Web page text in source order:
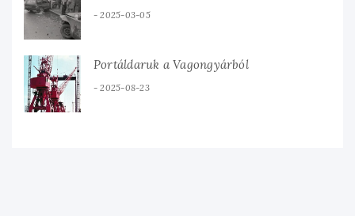
2025-03-05
Portáldaruk a Vagongyárból
2025-08-23